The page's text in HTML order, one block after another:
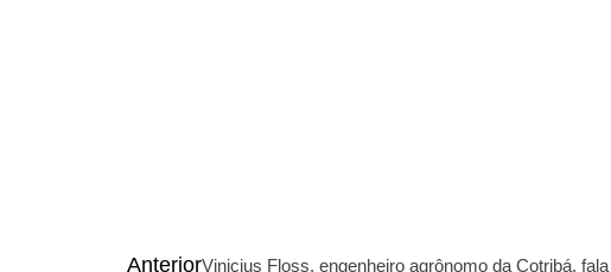
AnteriorVinicius Floss, engenheiro agrônomo da Cotribá,